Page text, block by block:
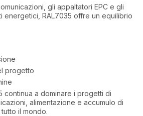
gli appaltatori EPC e gli
energetici, RAL7035 offre un equilibrio
progetto
continua a dominare i progetti di
alimentazione e accumulo di
il mondo.